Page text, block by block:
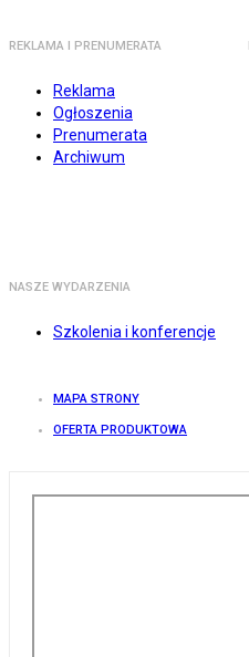
REKLAMA I PRENUMERATA
Reklama
Ogłoszenia
Prenumerata
Archiwum
NASZE WYDARZENIA
Szkolenia i konferencje
MAPA STRONY
OFERTA PRODUKTOWA